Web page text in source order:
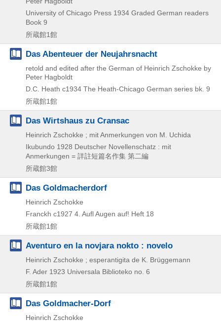
University of Chicago Press 1934 Graded German readers
Book 9
所蔵館1館
Das Abenteuer der Neujahrsnacht
retold and edited after the German of Heinrich Zschokke by
Peter Hagboldt
D.C. Heath c1934 The Heath-Chicago German series bk. 9
所蔵館1館
Das Wirtshaus zu Cransac
Heinrich Zschokke ; mit Anmerkungen von M. Uchida
Ikubundo 1928 Deutscher Novellenschatz : mit
Anmerkungen = 詳註短篇名作集 第二編
所蔵館3館
Das Goldmacherdorf
Heinrich Zschokke
Franckh c1927 4. AuflAugen auf! Heft 18
所蔵館1館
Aventuro en la novjara nokto : novelo
Heinrich Zschokke ; esperantigita de K. Brüggemann
F. Ader 1923 Universala Biblioteko no. 6
所蔵館1館
Das Goldmacher-Dorf
Heinrich Zschokke